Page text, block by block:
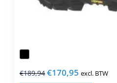
€189,94 Oorspronkelijke
€170,95 Huidige
excl. BTW